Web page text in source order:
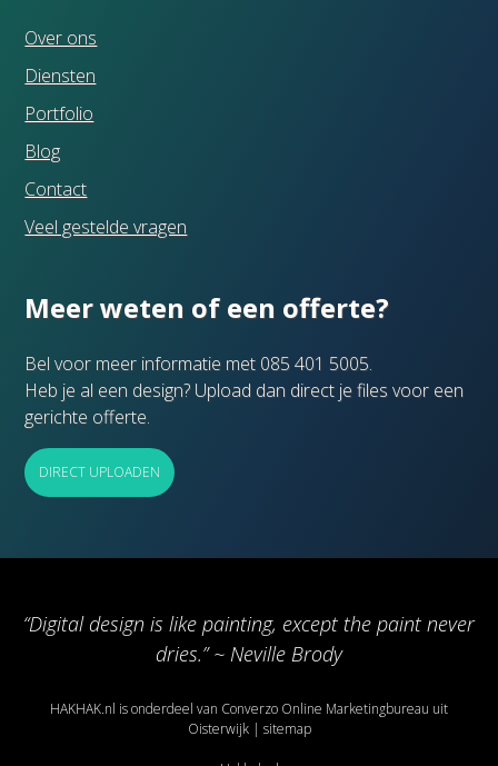
Over ons
Diensten
Portfolio
Blog
Contact
Veel gestelde vragen
Meer weten of een offerte?
Bel voor meer informatie met 085 401 5005.
Heb je al een design? Upload dan direct je files voor een
gerichte offerte.
DIRECT UPLOADEN
“Digital design is like painting, except the paint never
dries.” ~ Neville Brody
HAKHAK.nl is onderdeel van Converzo Online Marketingbureau uit
Oisterwijk| sitemap